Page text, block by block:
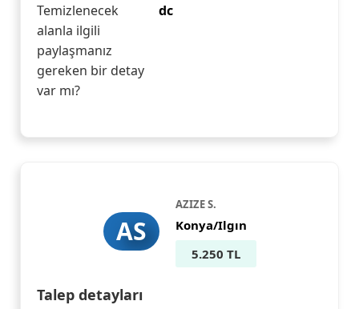
Temizlenecek
alanla ilgili
paylaşmanız
gereken bir detay
var mı?
dc
AS
AZIZE S.
Konya/Ilgın
5.250 TL
Talep detayları